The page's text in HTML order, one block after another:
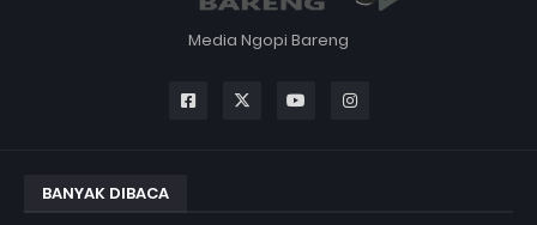
Media Ngopi Bareng
BANYAK DIBACA